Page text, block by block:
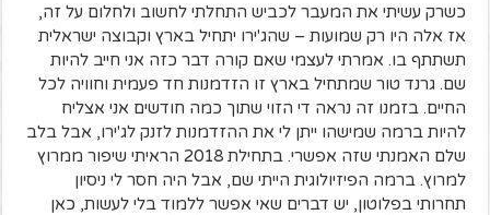
כשרק עשיתי את המעבר לכביש התחלתי לחשוב ולחלום על זה,
אז אלה היו רק שמועות – שהג'ירו יתחיל בארץ וקבוצה ישראלית
תשתתף בו. אמרתי לעצמי שאם קורה דבר כזה אני חייב להיות
שם. גרנד טור שמתחיל בארץ זו הזדמנות חד פעמית וחוויה לכל
החיים. בזמנו זה נראה די הזוי שתוך כמה חודשים אני אצליח
להיות ברמה שמישהו ייתן לי את ההזדמנות לזנק לג'ירו, אבל בלב
שלם האמנתי שזה אפשרי. בתחילת 2018 הראיתי שיפור ממרוץ
למרוץ. ברמה הפיזיולוגית הייתי שם, אבל היה חסר לי ניסיון
תחרותי בפלוטון, יש דברים שאי אפשר ללמוד בלי לעשות, כאן